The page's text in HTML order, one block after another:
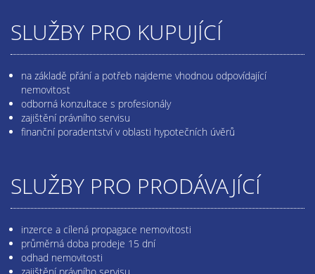
SLUŽBY PRO KUPUJÍCÍ
na základě přání a potřeb najdeme vhodnou odpovídající
nemovitost
odborná konzultace s profesionály
zajištění právního servisu
finanční poradentství v oblasti hypotečních úvěrů
SLUŽBY PRO PRODÁVAJÍCÍ
inzerce a cílená propagace nemovitosti
průměrná doba prodeje 15 dní
odhad nemovitosti